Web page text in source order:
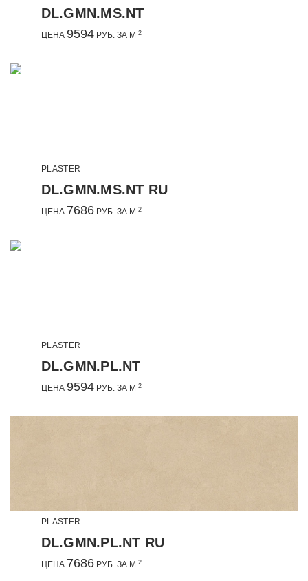
DL.GMN.MS.NT
ЦЕНА 9594РУБ. ЗА М 2
PLASTER
DL.GMN.MS.NT RU
ЦЕНА 7686РУБ. ЗА М 2
PLASTER
DL.GMN.PL.NT
ЦЕНА 9594РУБ. ЗА М 2
PLASTER
DL.GMN.PL.NT RU
ЦЕНА 7686РУБ. ЗА М 2